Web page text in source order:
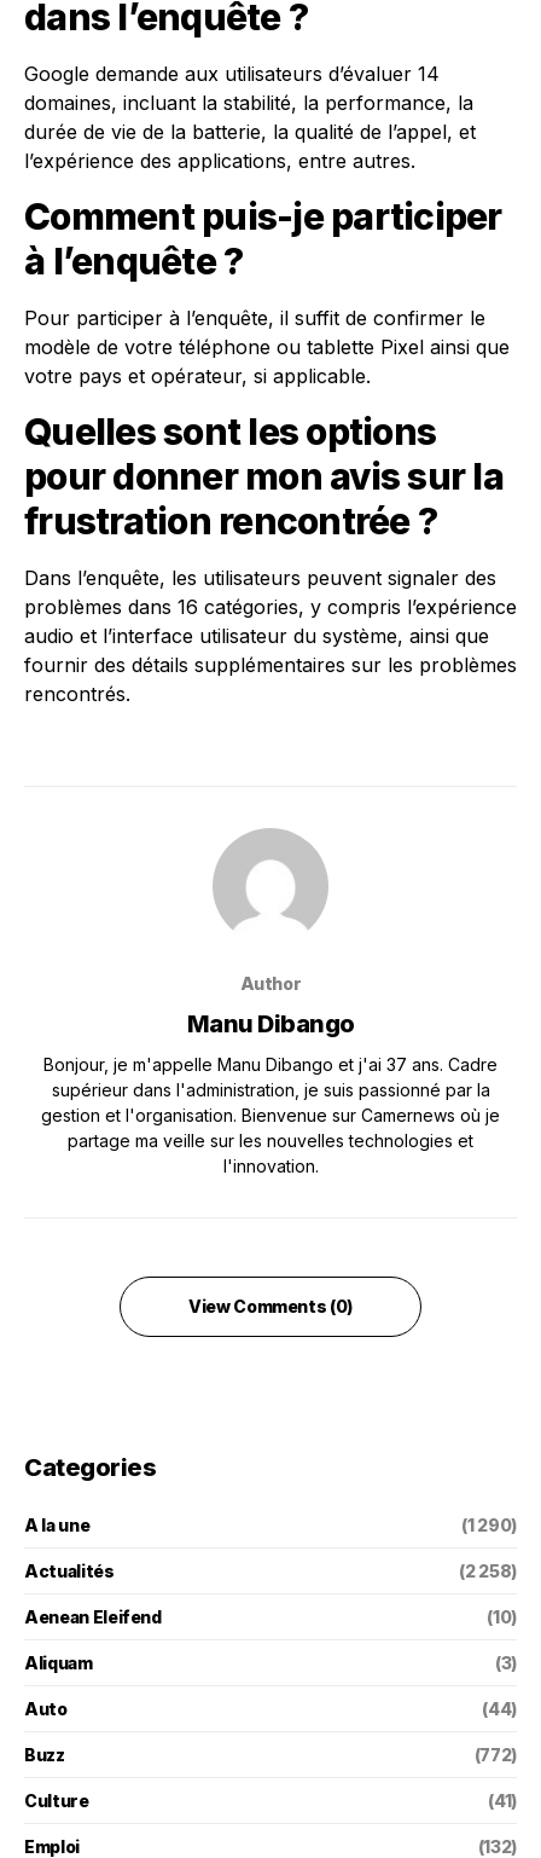
dans l’enquête ?
Google demande aux utilisateurs d’évaluer 14
domaines, incluant la stabilité, la performance, la
durée de vie de la batterie, la qualité de l’appel, et
l’expérience des applications, entre autres.
Comment puis-je participer
à l’enquête ?
Pour participer à l’enquête, il suffit de confirmer le
modèle de votre téléphone ou tablette Pixel ainsi que
votre pays et opérateur, si applicable.
Quelles sont les options
pour donner mon avis sur la
frustration rencontrée ?
Dans l’enquête, les utilisateurs peuvent signaler des
problèmes dans 16 catégories, y compris l’expérience
audio et l’interface utilisateur du système, ainsi que
fournir des détails supplémentaires sur les problèmes
rencontrés.
Author
Manu Dibango
Bonjour, je m'appelle Manu Dibango et j'ai 37 ans. Cadre
supérieur dans l'administration, je suis passionné par la
gestion et l'organisation. Bienvenue sur Camernews où je
partage ma veille sur les nouvelles technologies et
l'innovation.
View Comments (0)
Categories
A la une (1 290)
Actualités (2 258)
Aenean Eleifend (10)
Aliquam (3)
Auto (44)
Buzz (772)
Culture (41)
Emploi (132)